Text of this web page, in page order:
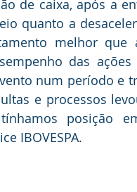
de caixa, após a
quanto a
melhor
das
num período e
e processos
posição
IBOVESPA.